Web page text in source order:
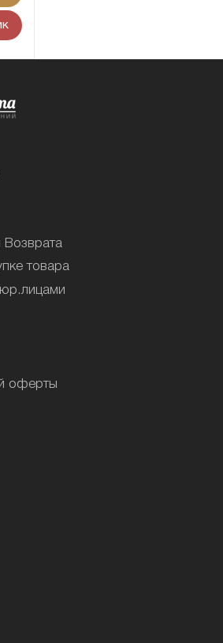
Возврата
товара
оферты